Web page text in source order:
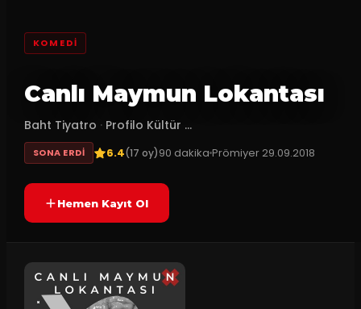
KOMEDI
Canlı Maymun Lokantası
Baht Tiyatro · Profilo Kültür ...
SONA ERDI 6.4(17 oy)90 dakikaPrömiyer 29.09.2018
Hemen Kayıt Ol